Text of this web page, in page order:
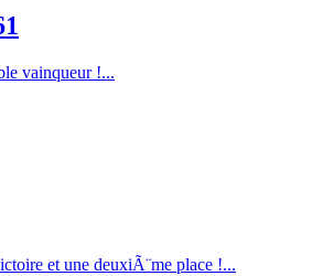
vainqueur !...
et une deuxiÃ¨me place !...